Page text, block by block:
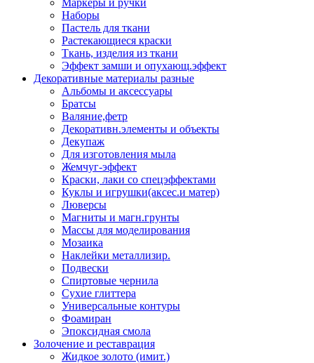
Маркеры и ручки
Наборы
Пастель для ткани
Растекающиеся краски
Ткань, изделия из ткани
Эффект замши и опухающ.эффект
Декоративные материалы разные
Альбомы и аксессуары
Братсы
Валяние,фетр
Декоративн.элементы и объекты
Декупаж
Для изготовления мыла
Жемчуг-эффект
Краски, лаки со спецэффектами
Куклы и игрушки(аксес.и матер)
Люверсы
Магниты и магн.грунты
Массы для моделирования
Мозаика
Наклейки металлизир.
Подвески
Спиртовые чернила
Сухие глиттера
Универсальные контуры
Фоамиран
Эпоксидная смола
Золочение и реставрация
Жидкое золото (имит.)